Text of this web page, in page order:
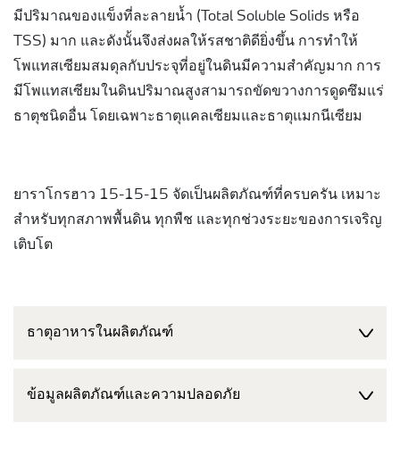
มีปริมาณของแข็งที่ละลายน้ำ (Total Soluble Solids หรือ
TSS) มาก และดังนั้นจึงส่งผลให้รสชาติดียิ่งขึ้น การทำให้
โพแทสเซียมสมดุลกับประจุที่อยู่ในดินมีความสำคัญมาก การ
มีโพแทสเซียมในดินปริมาณสูงสามารถขัดขวางการดูดซึมแร่
ธาตุชนิดอื่น โดยเฉพาะธาตุแคลเซียมและธาตุแมกนีเซียม
ยาราโกรฮาว 15-15-15 จัดเป็นผลิตภัณฑ์ที่ครบครัน เหมาะ
สำหรับทุกสภาพพื้นดิน ทุกพืช และทุกช่วงระยะของการเจริญ
เติบโต
ธาตุอาหารในผลิตภัณฑ์
ข้อมูลผลิตภัณฑ์และความปลอดภัย